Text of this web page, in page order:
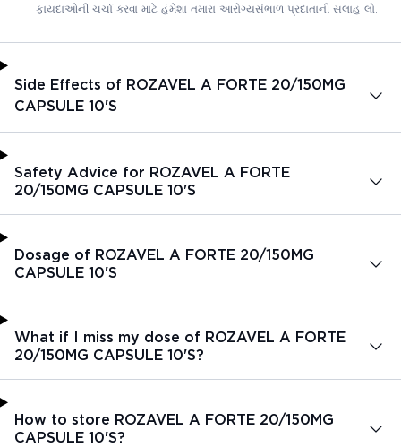
ફાયદાઓની ચર્ચા કરવા માટે હંમેશા તમારા આરોગ્યસંભાળ પ્રદાતાની સલાહ લો.
Side Effects of ROZAVEL A FORTE 20/150MG
CAPSULE 10'S
Safety Advice for ROZAVEL A FORTE
20/150MG CAPSULE 10'S
Dosage of ROZAVEL A FORTE 20/150MG
CAPSULE 10'S
What if I miss my dose of ROZAVEL A FORTE
20/150MG CAPSULE 10'S?
How to store ROZAVEL A FORTE 20/150MG
CAPSULE 10'S?